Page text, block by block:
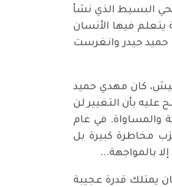
البسيط الذي نشأ
يتعلم فيها الأنسان
حميد حيدر وانغرست
كان مهدي حميد
بأن التغيير لن
والمساواة. في عام
مخاطرة كبيرة بل
بالمواجهة...
يمتلك قدرة عجيبة